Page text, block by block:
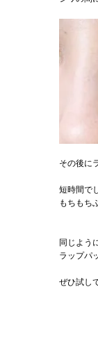
その後に
短時間で
もちもち
同じよう
ラップパ
ぜひ試し